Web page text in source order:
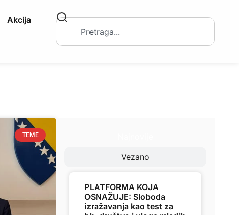
Akcija
TEME
Vezano
PLATFORMA KOJA
OSNAŽUJE: Sloboda
izražavanja kao test za